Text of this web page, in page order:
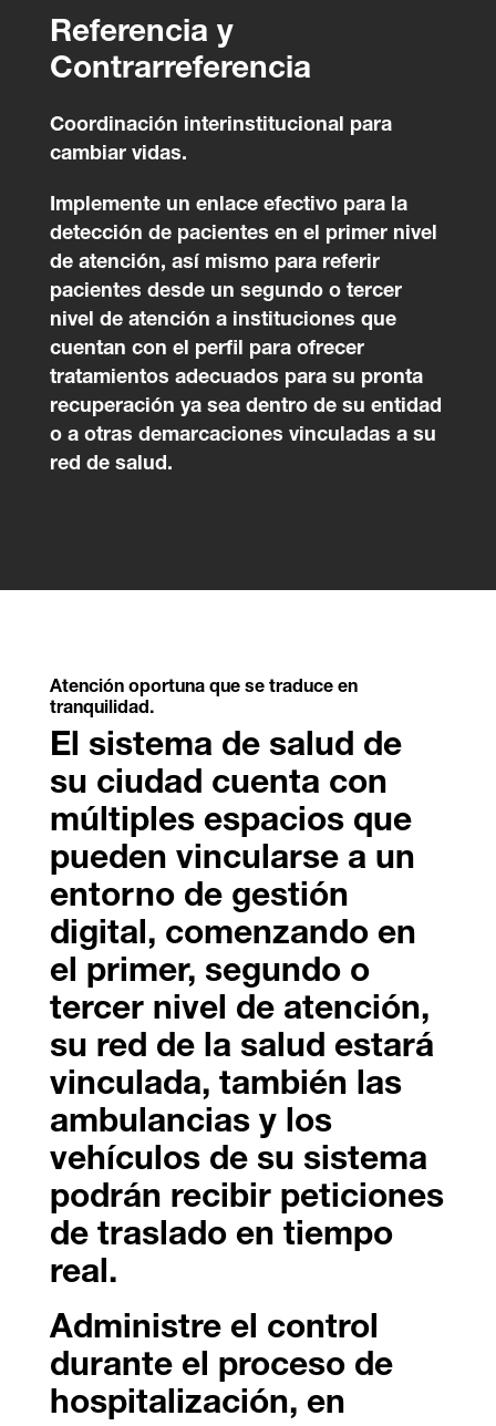
Referencia y
Contrarreferencia
Coordinación interinstitucional para
cambiar vidas.
Implemente un enlace efectivo para la
detección de pacientes en el primer nivel
de atención, así mismo para referir
pacientes desde un segundo o tercer
nivel de atención a instituciones que
cuentan con el perfil para ofrecer
tratamientos adecuados para su pronta
recuperación ya sea dentro de su entidad
o a otras demarcaciones vinculadas a su
red de salud.
Atención oportuna que se traduce en
tranquilidad.
El sistema de salud de
su ciudad cuenta con
múltiples espacios que
pueden vincularse a un
entorno de gestión
digital, comenzando en
el primer, segundo o
tercer nivel de atención,
su red de la salud estará
vinculada, también las
ambulancias y los
vehículos de su sistema
podrán recibir peticiones
de traslado en tiempo
real.
Administre el control
durante el proceso de
hospitalización, en